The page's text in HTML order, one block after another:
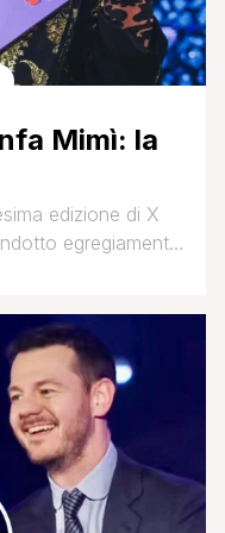
Mimì: la
edizione di X
egregiamente
la vittoria nella
a Napoli.
al terzo I [']